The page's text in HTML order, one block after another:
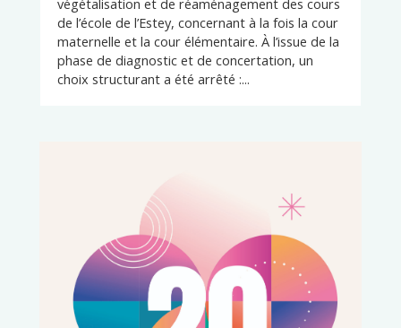
végétalisation et de réaménagement des cours
de l’école de l’Estey, concernant à la fois la cour
maternelle et la cour élémentaire. À l’issue de la
phase de diagnostic et de concertation, un
choix structurant a été arrêté :...